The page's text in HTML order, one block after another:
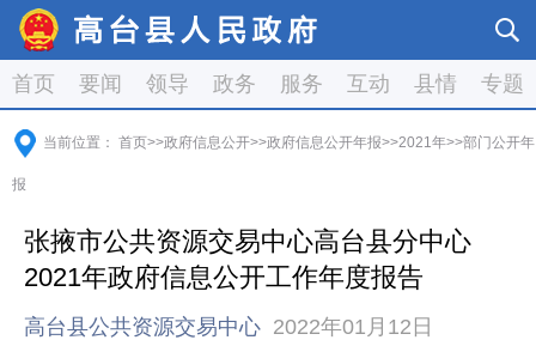
首页 要闻 领导 政务 服务 互动 县情 专题
当前位置： 首页>>政府信息公开>>政府信息公开年报>>2021年>>部门公开年
报
张掖市公共资源交易中心高台县分中心
2021年政府信息公开工作年度报告
高台县公共资源交易中心 2022年01月12日